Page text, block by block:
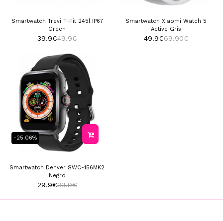
Smartwatch Trevi T-Fit 245l IP67
Green
49.9€
39.9€
Smartwatch Xiaomi Watch 5
Active Gris
69.90€
49.9€
-25.06%
Smartwatch Denver SWC-156MK2
Negro
39.9€
29.9€